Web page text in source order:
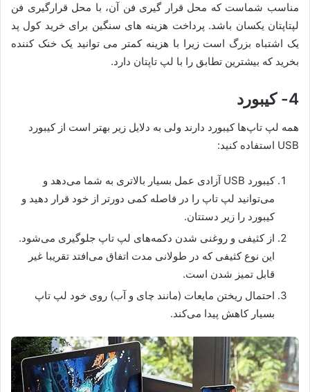
مناسب شماست که محل قرار گیری فن آن، با محل قرارگیری فن
لپتاپتان یکسان باشد. پرداخت هزینه های سنگین برای خرید کول پد
یک اشتباه بزرگ است زیرا با هزینه کمتر می توانید یک خنک کننده
بخرید که بیشترین تطابق را با لپ تاپتان دارد.
4- کیبورد
همه لپ تاپ‌ها کیبورد دارند ولی به دلایل زیر بهتر است از کیبورد
USB استفاده کنید:
کیبورد USB آزادی عمل بسیار بالاتری به شما می‌دهد و
می‌توانید لپ تاپ را در فاصله کمی دورتر از خود قرار دهید و
کیبورد را زیر دستتان.
از کثیفی و روغنی شدن دکمه‌های لپ تاپ جلوگیری می‌شود.
این نوع کثیفی که در طولانی مدت اتفاق می‌افتد تقریبا غیر
قابل تمیز شدن است.
احتمال ریختن مایعات (مانند چای و آب) روی خود لپ تاپ
بسیار کاهش پیدا می‌کند.